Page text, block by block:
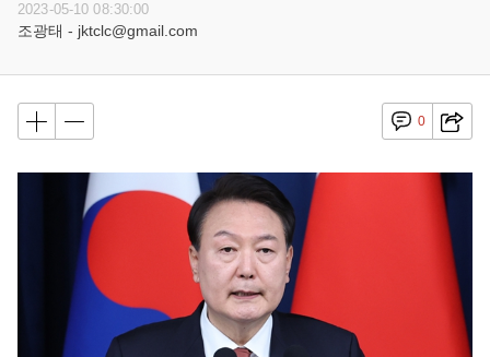
2023-05-10 08:30:00
조광태 - jktclc@gmail.com
0